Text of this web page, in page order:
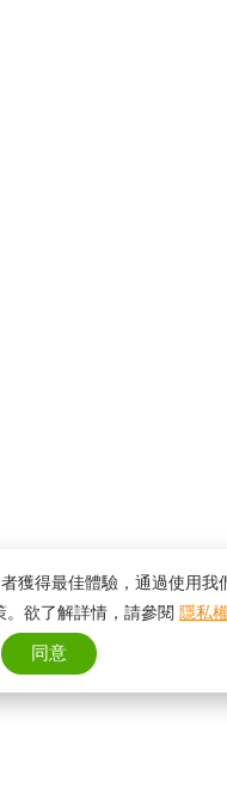
獲得最佳體驗，通過使用我
欲了解詳情，請參閱 隱私
同意